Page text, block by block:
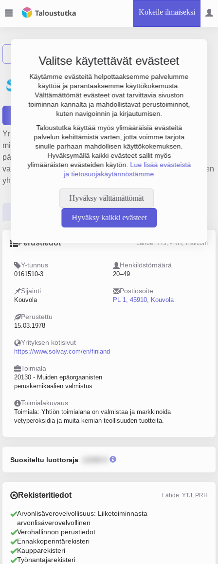
Kokeile ilmaiseksi
Valitse käytettävät evästeet
Käytämme evästeitä helpottaaksemme palvelumme
käyttöä ja parantaaksemme käyttökokemusta.
Välttämättömät evästeet ovat tarvittavia sivuston
toiminnan kannalta ja mahdollistavat perustoiminnot,
kuten navigoinnin ja kirjautumisen.
Taloustutka käyttää myös ylimääräisiä evästeitä
palvelun kehittämistä varten, jotta voimme tarjota
sinulle parhaan mahdollisen käyttökokemuksen.
Hyväksymällä kaikki evästeet sallit myös
ylimääräisten evästeiden käytön. Lue lisää evästeistä
ja tietosuojakäytännöstämme
Hyväksy välttämättömät
Hyväksy kaikki evästeet
Solvay Chemicals Finland
Oy
Yrityksen Solvay Chemicals Finland Oy liikevaihto on 32.2
milj. €, tulos 1.6 milj. € ja henkilöstömäärä 46. Sen
päätoimiala on Muiden epäorgaanisten peruskemikaalien
valmistus, perustamisvuosi 1978 ja sijainti Kouvola. Yrityksen
yhtiömuoto Osakeyhtiö (OY).
Päättäjätiedot
Perustiedot Lähde: YTJ, PRH, Traficom
Y-tunnus
0161510-3
Henkilöstömäärä
20–49
Sijainti
Kouvola
Postiosoite
PL 1, 45910, Kouvola
Perustettu
15.03.1978
Yrityksen kotisivut
https://www.solvay.com/en/finland
Toimiala
20130 - Muiden epäorgaanisten
peruskemikaalien valmistus
Toimialakuvaus
Toimiala: Yhtiön toimialana on valmistaa ja markkinoida
vetyperoksidia ja muita kemian teollisuuden tuotteita.
Suositeltu luottoraja:
Rekisteritiedot Lähde: YTJ, PRH
Arvonlisäverovelvollisuus: Liiketoiminnasta
arvonlisäverovelvollinen
Verohallinnon perustiedot
Ennakkoperintärekisteri
Kaupparekisteri
Työnantajarekisteri